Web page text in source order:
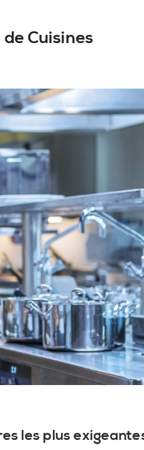
Cuisines
les plus